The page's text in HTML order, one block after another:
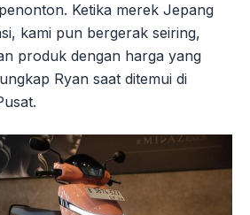
Ketika merek Jepang
kami pun bergerak seiring,
produk dengan harga yang
Ryan saat ditemui di